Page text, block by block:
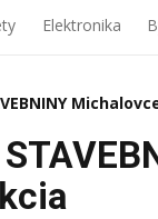
Elektronika